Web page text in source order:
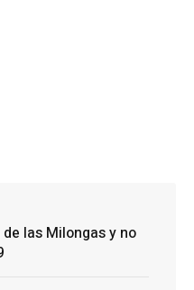
las Milongas y no